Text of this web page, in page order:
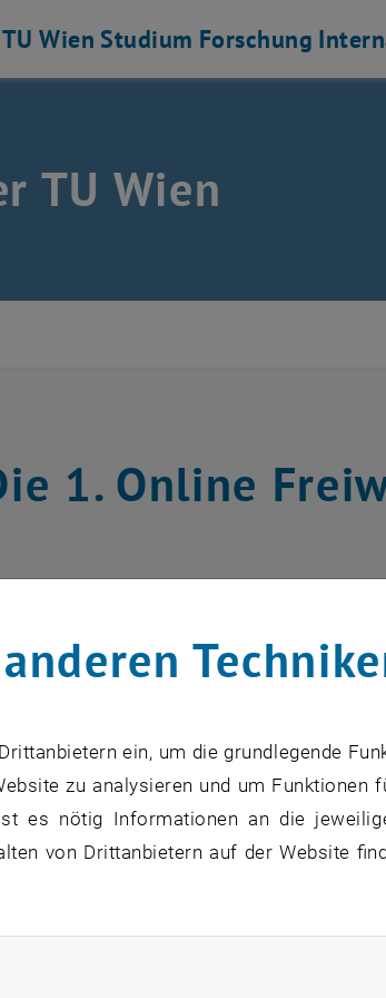
TU Wien Studium Forschung
TU Wien
1. Online
digitale
leicht fällt, sich von der
ein, um die grundlegende
zu analysieren und um Funktionen
es nötig Informationen an die
von Drittanbietern auf der Website